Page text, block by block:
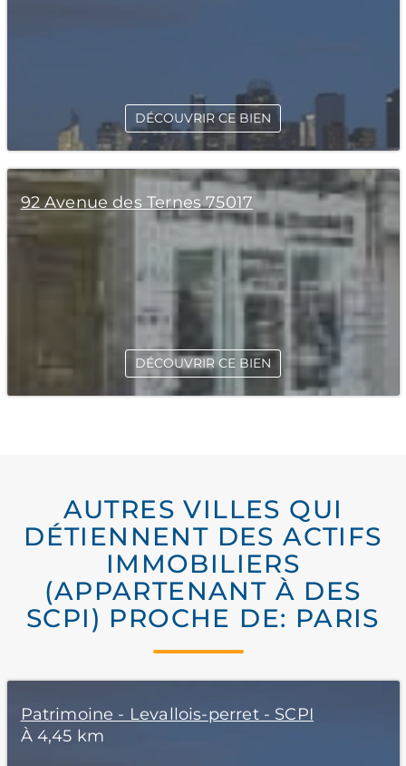
DÉCOUVRIR CE BIEN
92 Avenue des Ternes 75017
DÉCOUVRIR CE BIEN
AUTRES VILLES QUI
DÉTIENNENT DES ACTIFS
IMMOBILIERS
(APPARTENANT À DES
SCPI) PROCHE DE: PARIS
Patrimoine - Levallois-perret - SCPI
À 4,45 km